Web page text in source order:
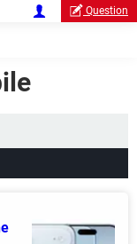
Question